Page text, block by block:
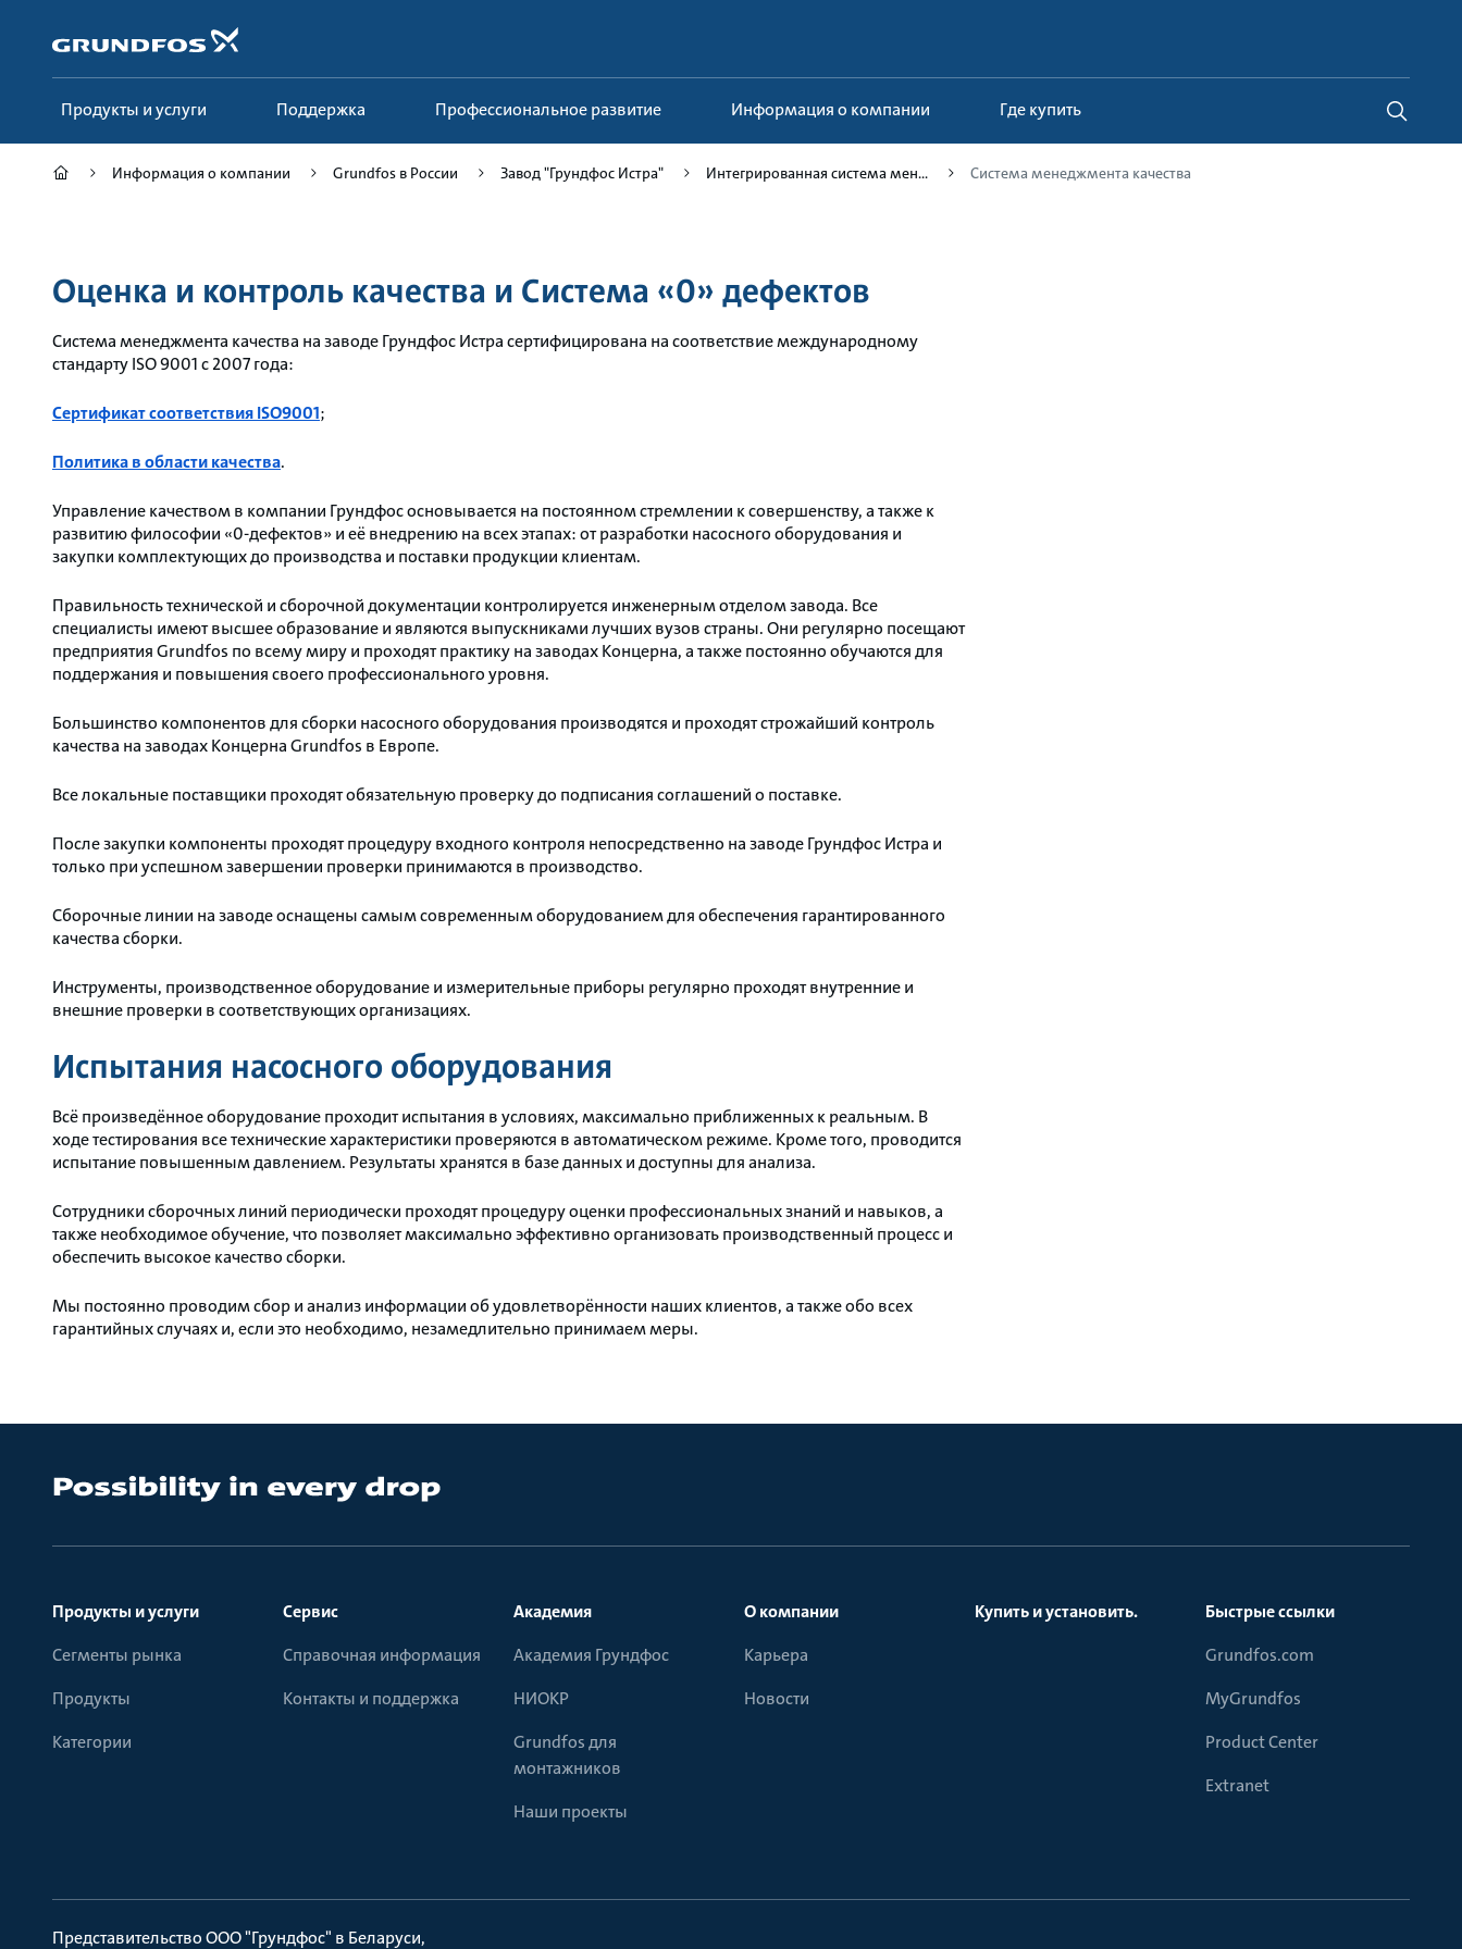
основному
контенту
Продукты и услуги Поддержка Профессиональное развитие Информация о компании Где купить
Информация о компании Grundfos в России Завод "Грундфос Истра" Интегрированная система мен... Система менеджмента качества
Оценка и контроль качества и Система «0» дефектов
Система менеджмента качества на заводе Грундфос Истра сертифицирована на соответствие международному
стандарту ISO 9001 с 2007 года:
Сертификат соответствия ISO9001;
Политика в области качества.
Управление качеством в компании Грундфос основывается на постоянном стремлении к совершенству, а также к
развитию философии «0-дефектов» и её внедрению на всех этапах: от разработки насосного оборудования и
закупки комплектующих до производства и поставки продукции клиентам.
Правильность технической и сборочной документации контролируется инженерным отделом завода. Все
специалисты имеют высшее образование и являются выпускниками лучших вузов страны. Они регулярно посещают
предприятия Grundfos по всему миру и проходят практику на заводах Концерна, а также постоянно обучаются для
поддержания и повышения своего профессионального уровня.
Большинство компонентов для сборки насосного оборудования производятся и проходят строжайший контроль
качества на заводах Концерна Grundfos в Европе.
Все локальные поставщики проходят обязательную проверку до подписания соглашений о поставке.
После закупки компоненты проходят процедуру входного контроля непосредственно на заводе Грундфос Истра и
только при успешном завершении проверки принимаются в производство.
Сборочные линии на заводе оснащены самым современным оборудованием для обеспечения гарантированного
качества сборки.
Инструменты, производственное оборудование и измерительные приборы регулярно проходят внутренние и
внешние проверки в соответствующих организациях.
Испытания насосного оборудования
Всё произведённое оборудование проходит испытания в условиях, максимально приближенных к реальным. В
ходе тестирования все технические характеристики проверяются в автоматическом режиме. Кроме того, проводится
испытание повышенным давлением. Результаты хранятся в базе данных и доступны для анализа.
Сотрудники сборочных линий периодически проходят процедуру оценки профессиональных знаний и навыков, а
также необходимое обучение, что позволяет максимально эффективно организовать производственный процесс и
обеспечить высокое качество сборки.
Мы постоянно проводим сбор и анализ информации об удовлетворённости наших клиентов, а также обо всех
гарантийных случаях и, если это необходимо, незамедлительно принимаем меры.
Продукты и услуги
Сегменты рынка
Продукты
Категории
Сервис
Справочная информация
Контакты и поддержка
Академия
Академия Грундфос
НИОКР
Grundfos для
монтажников
Наши проекты
О компании
Карьера
Новости
Купить и установить.
Быстрые ссылки
Grundfos.com
MyGrundfos
Product Center
Extranet
Представительство ООО "Грундфос" в Беларуси